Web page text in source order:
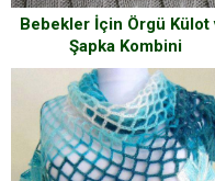
Bebekler İçin Örgü Külot
Şapka Kombini